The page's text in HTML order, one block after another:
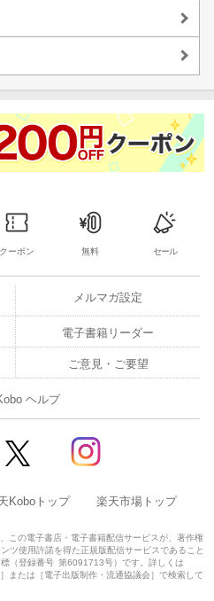
クーポン 無料 セール
メルマガ設定
電子書籍リーダー
ご意見・ご要望
ヘルプ
Koboトップ 楽天市場トップ
この電子書店・電子書籍配信サービスが、著作権
ツ使用許諾を得た正規版配信サービスであること
標（登録番号 第6091713号）です。詳しくは
］または［電子出版制作・流通協議会］で検索して